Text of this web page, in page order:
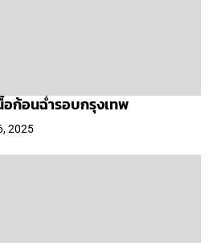
อก้อนฉ่ำรอบกรุงเทพ
2025